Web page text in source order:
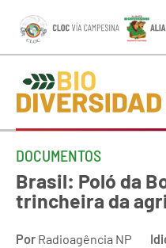
DOCUMENTOS
Brasil: Poló da
trincheira da
Por Radioagência NP